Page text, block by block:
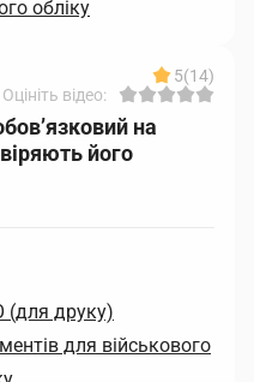
обліку
5(14)
Оцініть відео:
на
його
(для друку)
для військового